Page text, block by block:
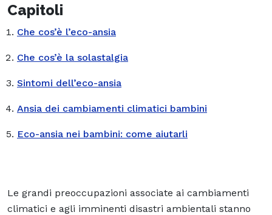
Capitoli
Che cos’è l’eco-ansia
Che cos’è la solastalgia
Sintomi dell’eco-ansia
Ansia dei cambiamenti climatici bambini
Eco-ansia nei bambini: come aiutarli
Le grandi preoccupazioni associate ai cambiamenti
climatici e agli imminenti disastri ambientali stanno